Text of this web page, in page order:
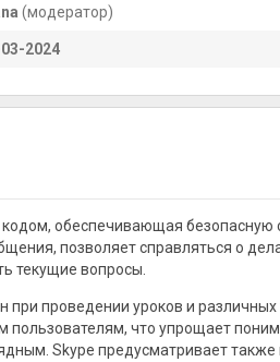
(модератор)
2024
обеспечивающая безопасную
позволяет справляться о
текущие вопросы.
проведении уроков и различных
пользователям, что упрощает
Skype предусматривает также